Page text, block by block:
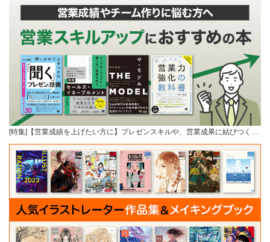
[特集]【営業成績を上げたい方に】プレゼンスキルや、営業成果に結びつく…